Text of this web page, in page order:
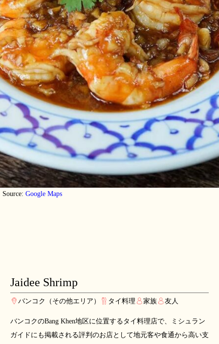
Source: Google Maps
Jaidee Shrimp
バンコク（その他エリア） タイ料理 家族 友人
バンコクのBang Khen地区に位置するタイ料理店で、ミシュラン
ガイドにも掲載される評判のお店として地元客や食通から高い支